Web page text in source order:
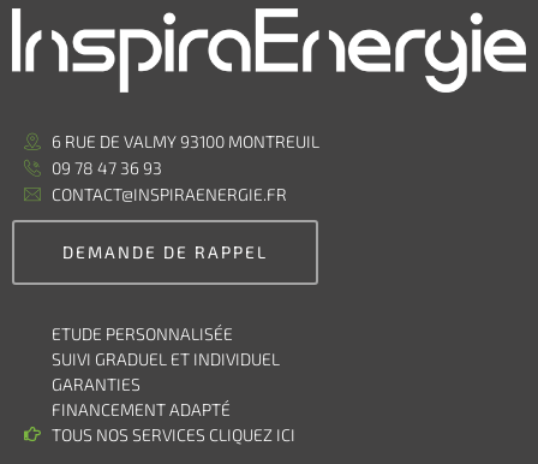
6 RUE DE VALMY 93100 MONTREUIL
09 78 47 36 93
CONTACT@INSPIRAENERGIE.FR
DEMANDE DE RAPPEL
ETUDE PERSONNALISÉE
SUIVI GRADUEL ET INDIVIDUEL
GARANTIES
FINANCEMENT ADAPTÉ
TOUS NOS SERVICES CLIQUEZ ICI